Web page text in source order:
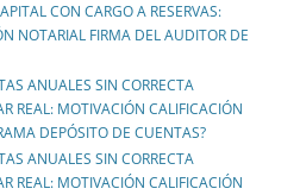
CON CARGO A RESERVAS:
NOTARIAL FIRMA DEL AUDITOR DE
ANUALES SIN CORRECTA
REAL: MOTIVACIÓN CALIFICACIÓN
DEPÓSITO DE CUENTAS?
ANUALES SIN CORRECTA
REAL: MOTIVACIÓN CALIFICACIÓN